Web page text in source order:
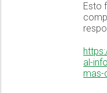
Esto
al-
mas-